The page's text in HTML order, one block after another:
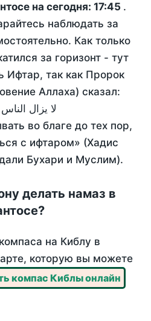
на сегодня: 17:45 .
наблюдать за
Как только
за горизонт - тут
Ифтар, так как Пророк
Аллаха) сказал:
لا يزال
во благе до тех пор,
с ифтаром» (Хадис
Бухари и Муслим).
делать намаз в
на Киблу в
которую вы можете
компас Киблы онлайн